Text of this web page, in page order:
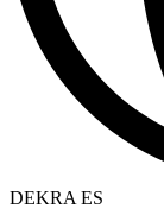
DEKRA ES